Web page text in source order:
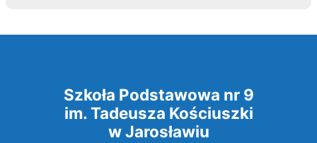
Szkoła Podstawowa nr 9
im. Tadeusza Kościuszki
w Jarosławiu